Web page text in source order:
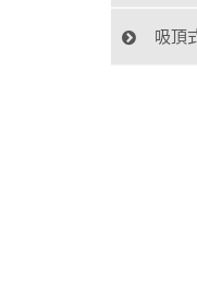
吸頂